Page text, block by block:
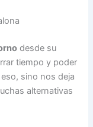
desde su
tiempo y poder
sino nos deja
alternativas